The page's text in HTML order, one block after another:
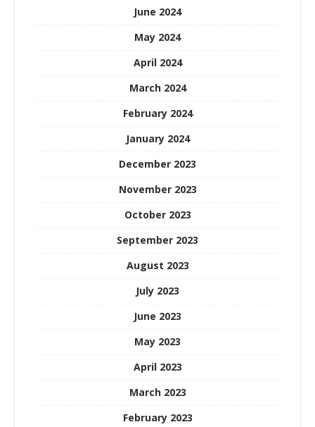
June 2024
May 2024
April 2024
March 2024
February 2024
January 2024
December 2023
November 2023
October 2023
September 2023
August 2023
July 2023
June 2023
May 2023
April 2023
March 2023
February 2023